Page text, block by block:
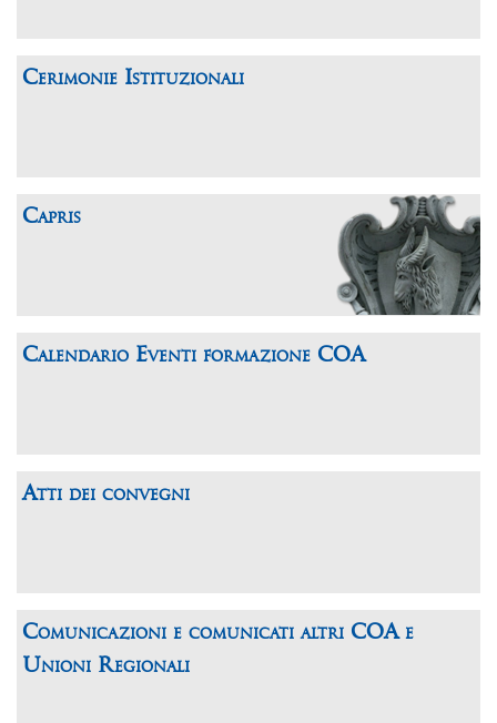
Cerimonie Istituzionali
Capris
Calendario Eventi formazione COA
Atti dei convegni
Comunicazioni e comunicati altri COA e
Unioni Regionali